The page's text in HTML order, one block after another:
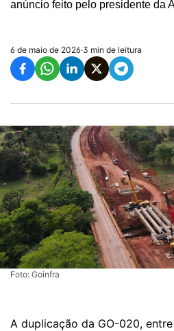
anúncio feito pelo presidente da
6 de maio de 2026·3 min de leitura
Foto: Goinfra
A duplicação da GO-020,